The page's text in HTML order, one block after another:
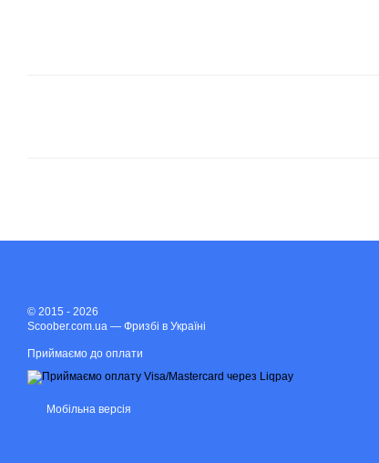
© 2015 - 2026
Scoober.com.ua — Фризбі в Україні
Приймаємо до оплати
Мобільна версія